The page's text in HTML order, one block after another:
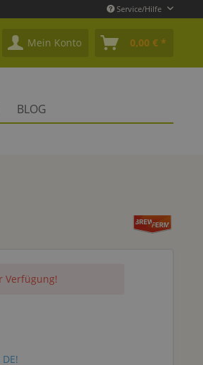
Service/Hilfe
Mein Konto 0,00 € *
BLOG
Verfügung!